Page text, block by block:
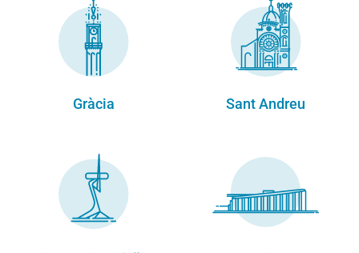
Gràcia Sant Andreu